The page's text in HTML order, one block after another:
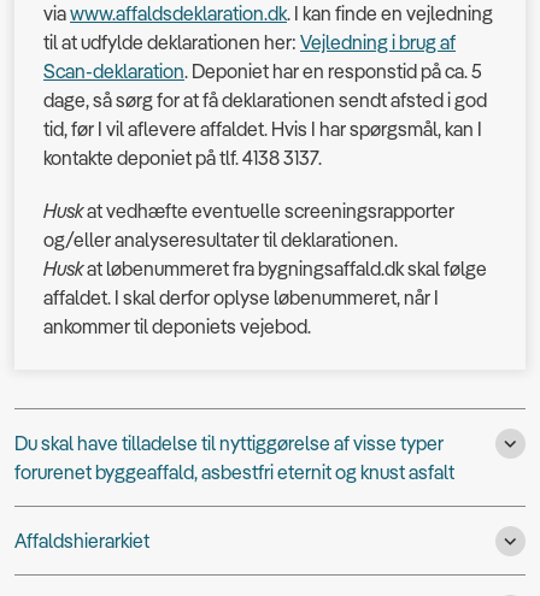
viawww.affaldsdeklaration.dk. I kan finde en vejledning
til at udfylde deklarationen her: Vejledning i brug af
Scan-deklaration. Deponiet har en responstid på ca. 5
dage, så sørg for at få deklarationen sendt afsted i god
tid, før I vil aflevere affaldet. Hvis I har spørgsmål, kan I
kontakte deponiet på tlf. 4138 3137.
Huskat vedhæfte eventuelle screeningsrapporter
og/eller analyseresultater til deklarationen.
Huskat løbenummeret fra bygningsaffald.dk skal følge
affaldet. I skal derfor oplyse løbenummeret, når I
ankommer til deponiets vejebod.
Du skal have tilladelse til nyttiggørelse af visse typer
forurenet byggeaffald, asbestfri eternit og knust asfalt
Affaldshierarkiet